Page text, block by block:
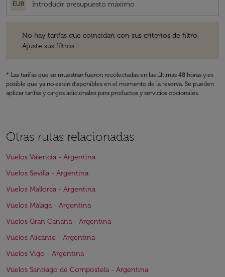
EUR
No hay tarifas que coincidan con sus criterios de filtro.
Ajuste sus filtros.
* Las tarifas que se muestran fueron recolectadas en las últimas 48 horas y es
posible que ya no estén disponibles en el momento de la reserva. Se pueden
aplicar tarifas y cargos adicionales para productos y servicios opcionales.
Otras rutas relacionadas
Vuelos Valencia - Argentina
Vuelos Sevilla - Argentina
Vuelos Mallorca - Argentina
Vuelos Málaga - Argentina
Vuelos Gran Canaria - Argentina
Vuelos Alicante - Argentina
Vuelos Vigo - Argentina
Vuelos Santiago de Compostela - Argentina